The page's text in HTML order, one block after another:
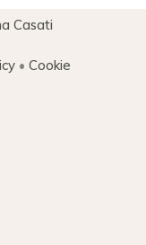
Casati
• Cookie